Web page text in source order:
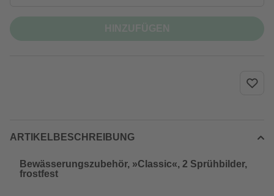
ARTIKELBESCHREIBUNG
Bewässerungszubehör, »Classic«, 2 Sprühbilder,
frostfest